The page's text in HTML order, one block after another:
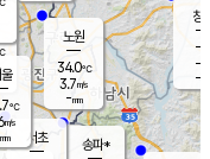
창
-
-m/
-
노원
34.0℃
3.7m/s
-mm
송파*
서초
℃
m/s
mm